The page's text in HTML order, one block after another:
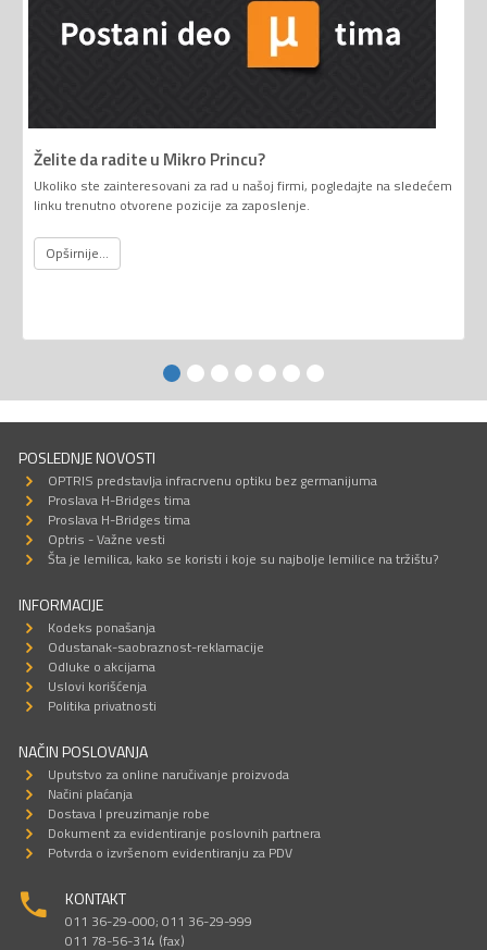
Želite da radite u Mikro Princu?
Ukoliko ste zainteresovani za rad u našoj firmi, pogledajte na sledećem
linku trenutno otvorene pozicije za zaposlenje.
Opširnije...
POSLEDNJE NOVOSTI
OPTRIS predstavlja infracrvenu optiku bez germanijuma
Proslava H-Bridges tima
Proslava H-Bridges tima
Optris - Važne vesti
Šta je lemilica, kako se koristi i koje su najbolje lemilice na tržištu?
INFORMACIJE
Kodeks ponašanja
Odustanak-saobraznost-reklamacije
Odluke o akcijama
Uslovi korišćenja
Politika privatnosti
NAČIN POSLOVANJA
Uputstvo za online naručivanje proizvoda
Načini plaćanja
Dostava I preuzimanje robe
Dokument za evidentiranje poslovnih partnera
Potvrda o izvršenom evidentiranju za PDV
KONTAKT
011 36-29-000; 011 36-29-999
011 78-56-314 (fax)